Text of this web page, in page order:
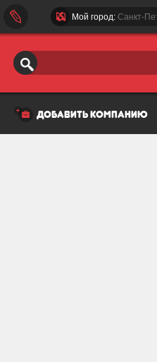
Мой город: Санкт-
добавить компанию